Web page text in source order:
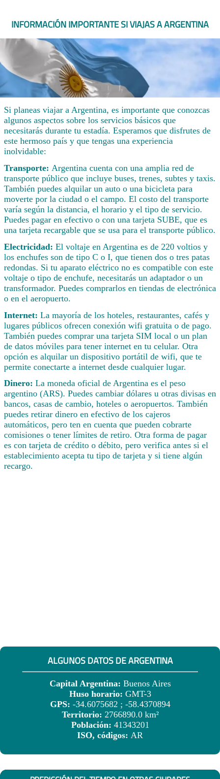
INFORMACIÓN IMPORTANTE SI VIAJAS A ARGENTINA
Si planeas viajar a Argentina, es importante que conozcas
algunos aspectos sobre los servicios básicos que
necesitarás durante tu estadía. Esperamos que disfrutes de
este hermoso país y que tengas una experiencia
inolvidable:
Transporte: Argentina cuenta con una amplia red de
transporte público que incluye buses, trenes, subtes y taxis.
También puedes alquilar un auto o una bicicleta para
moverte por la ciudad o el campo. El costo del transporte
varía según la distancia, el horario y el tipo de servicio.
Puedes pagar en efectivo o con una tarjeta SUBE, que es
una tarjeta recargable que se usa para el transporte público.
Electricidad: El voltaje en Argentina es de 220 voltios y
los enchufes son de tipo C o I, que tienen dos o tres patas
redondas. Si tu aparato eléctrico no es compatible con este
voltaje o tipo de enchufe, necesitarás un adaptador o un
transformador. Puedes comprarlos en tiendas de electrónica
o en el aeropuerto.
Internet: La mayoría de los hoteles, restaurantes, cafés y
lugares públicos ofrecen conexión wifi gratuita o de pago.
También puedes comprar una tarjeta SIM local o un plan
de datos móviles para tener internet en tu celular. Otra
opción es alquilar un dispositivo portátil de wifi, que te
permite conectarte a internet desde cualquier lugar.
Dinero: La moneda oficial de Argentina es el peso
argentino (ARS). Puedes cambiar dólares u otras divisas en
bancos, casas de cambio, hoteles o aeropuertos. También
puedes retirar dinero en efectivo de los cajeros
automáticos, pero ten en cuenta que pueden cobrarte
comisiones o tener límites de retiro. Otra forma de pagar
es con tarjeta de crédito o débito, pero verifica antes si el
establecimiento acepta tu tipo de tarjeta y si tiene algún
recargo.
ALGUNOS DATOS DE ARGENTINA
Capital Argentina: Buenos Aires
Huso horario: GMT-3
GPS: -34.6075682 ; -58.4370894
Territorio: 2766890.0 km²
Población: 41343201
ISO, códigos: AR